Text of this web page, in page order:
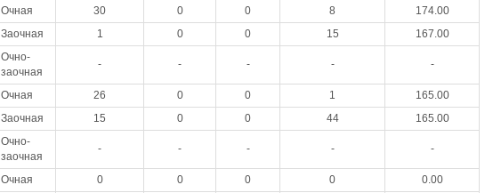
Очная 30 0 0 8
174.00
Заочная
1 0 0 15
167.00
Очно-
заочная
- - - - -
Очная 26 0 0 1
165.00
Заочная
15 0 0 44
165.00
Очно-
заочная
- - - - -
Очная 0 0 0 0
0.00